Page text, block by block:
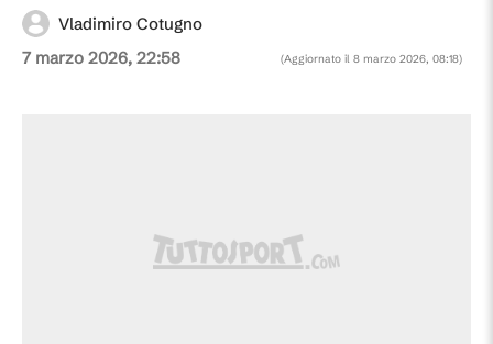
7 marzo 2026, 22:58 (Aggiornato il 8 marzo 2026, 08:18)
Vladimiro Cotugno